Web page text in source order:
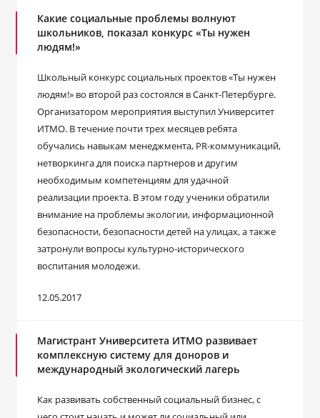
Какие социальные проблемы волнуют
школьников, показал конкурс «Ты нужен
людям!»
Школьный конкурс социальных проектов «Ты нужен
людям!» во второй раз состоялся в Санкт-Петербурге.
Организатором мероприятия выступил Университет
ИТМО. В течение почти трех месяцев ребята
обучались навыкам менеджмента, PR-коммуникаций,
нетворкинга для поиска партнеров и другим
необходимым компетенциям для удачной
реализации проекта. В этом году ученики обратили
внимание на проблемы экологии, информационной
безопасности, безопасности детей на улицах, а также
затронули вопросы культурно-исторического
воспитания молодежи.
12.05.2017
Магистрант Университета ИТМО развивает
комплексную систему для доноров и
международный экологический лагерь
Как развивать собственный социальный бизнес, с